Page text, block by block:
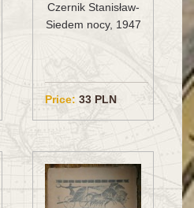
Czernik Stanisław-
Siedem nocy, 1947
Price: 33 PLN